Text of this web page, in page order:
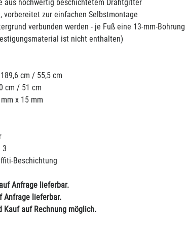
aus hochwertig beschichtetem Drahtgitter
vorbereitet zur einfachen Selbstmontage
verbunden werden - je Fuß eine 13-mm-Bohrung
ist nicht enthalten)
cm / 55,5 cm
cm / 51 cm
x 15 mm
3
Beschichtung
Anfrage lieferbar.
Anfrage lieferbar.
Kauf auf Rechnung möglich.